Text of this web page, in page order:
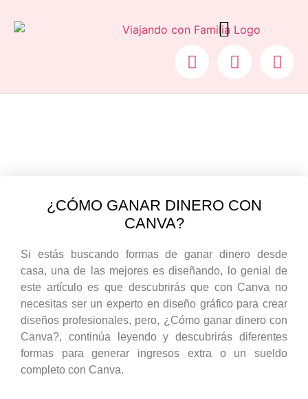
¿CÓMO GANAR DINERO CON
CANVA?
Si estás buscando formas de ganar dinero desde
casa, una de las mejores es diseñando, lo genial de
este artículo es que descubrirás que con Canva no
necesitas ser un experto en diseño gráfico para crear
diseños profesionales, pero, ¿Cómo ganar dinero con
Canva?, continúa leyendo y descubrirás diferentes
formas para generar ingresos extra o un sueldo
completo con Canva.